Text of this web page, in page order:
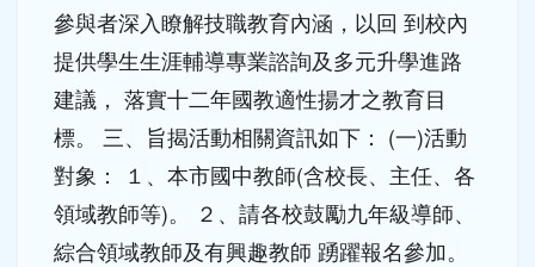
參與者深入瞭解技職教育內涵，以回 到校內
提供學生生涯輔導專業諮詢及多元升學進路
建議， 落實十二年國教適性揚才之教育目
標。 三、旨揭活動相關資訊如下： (一)活動
對象： １、本市國中教師(含校長、主任、各
領域教師等)。 ２、請各校鼓勵九年級導師、
綜合領域教師及有興趣教師 踴躍報名參加。